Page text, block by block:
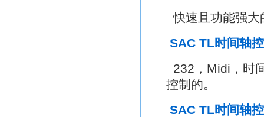
快速且功能强大
SAC TL时间轴
232，Midi，时
控制的。
SAC TL时间轴